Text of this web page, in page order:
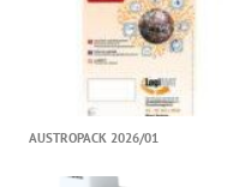
AUSTROPACK 2026/01